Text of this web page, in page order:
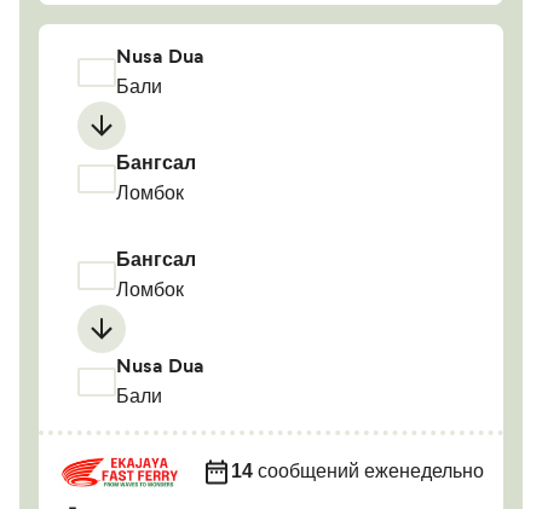
Nusa Dua
Бали
Бангсал
Ломбок
Бангсал
Ломбок
Nusa Dua
Бали
14 сообщений еженедельно